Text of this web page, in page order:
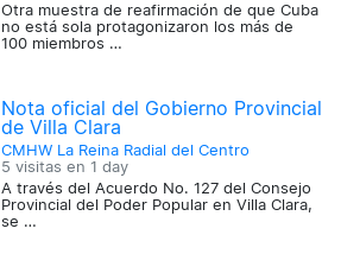
Otra muestra de reafirmación de que Cuba
no está sola protagonizaron los más de
100 miembros …
Nota oficial del Gobierno Provincial
de Villa Clara
CMHW La Reina Radial del Centro
5 visitas en 1 day
A través del Acuerdo No. 127 del Consejo
Provincial del Poder Popular en Villa Clara,
se …